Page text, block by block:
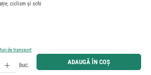
ciclism și schi
de transport
cantitatea dorită sau utilizați butoanele pentru a mări sau micșora
buc. ADAUGĂ ÎN COȘ